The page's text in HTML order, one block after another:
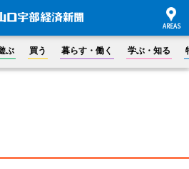
ぶ 買う 暮らす・働く 学ぶ・知る